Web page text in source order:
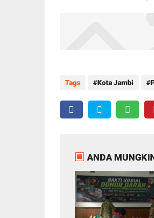
Tags Kota Jambi
ANDA